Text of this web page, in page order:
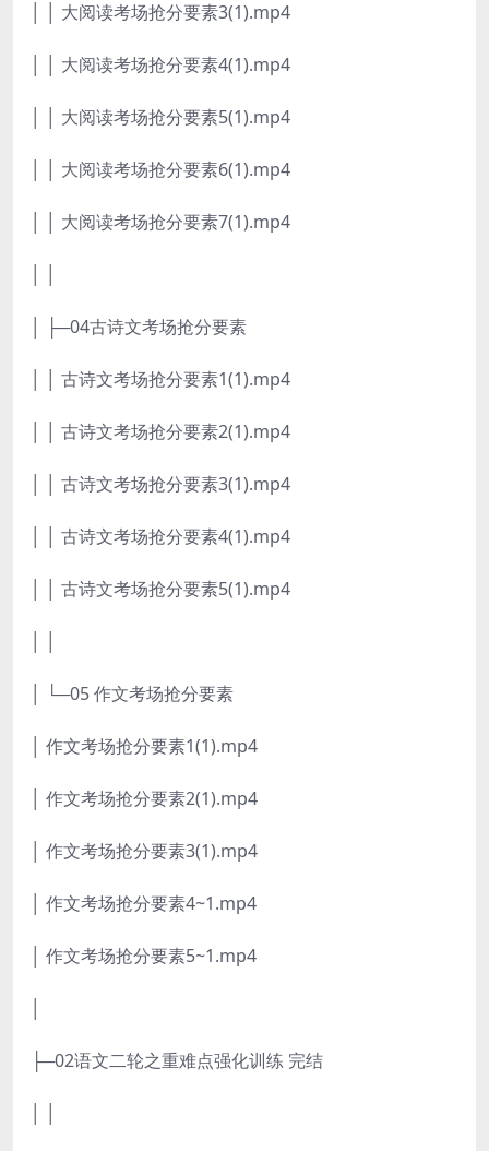
│ │ 大阅读考场抢分要素3(1).mp4
│ │ 大阅读考场抢分要素4(1).mp4
│ │ 大阅读考场抢分要素5(1).mp4
│ │ 大阅读考场抢分要素6(1).mp4
│ │ 大阅读考场抢分要素7(1).mp4
│ ├─04古诗文考场抢分要素
│ │ 古诗文考场抢分要素1(1).mp4
│ │ 古诗文考场抢分要素2(1).mp4
│ │ 古诗文考场抢分要素3(1).mp4
│ │ 古诗文考场抢分要素4(1).mp4
│ │ 古诗文考场抢分要素5(1).mp4
│ └─05 作文考场抢分要素
│ 作文考场抢分要素1(1).mp4
│ 作文考场抢分要素2(1).mp4
│ 作文考场抢分要素3(1).mp4
│ 作文考场抢分要素4~1.mp4
│ 作文考场抢分要素5~1.mp4
├─02语文二轮之重难点强化训练 完结